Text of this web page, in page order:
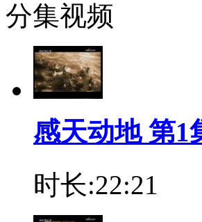
分集视频
感天动地 第1
时长:22:21